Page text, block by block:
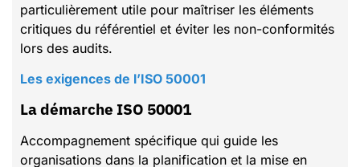
particulièrement utile pour maîtriser les éléments
critiques du référentiel et éviter les non-conformités
lors des audits.
Les exigences de l’ISO 50001
La démarche ISO 50001
Accompagnement spécifique qui guide les
organisations dans la planification et la mise en